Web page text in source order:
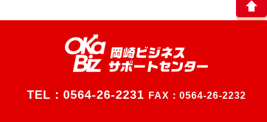
TEL： 0564-26-2231 FAX：0564-26-2232